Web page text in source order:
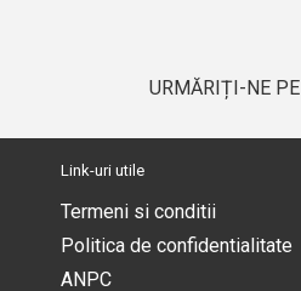
URMĂRIȚI-NE PE
Link-uri utile
Termeni si conditii
Politica de confidentialitate
ANPC